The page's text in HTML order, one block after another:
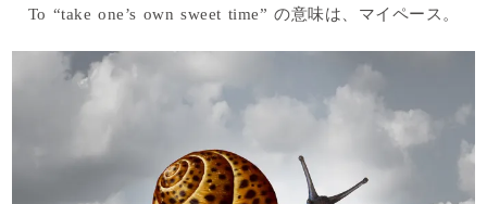
To “take one’s own sweet time” の意味は、マイペース。